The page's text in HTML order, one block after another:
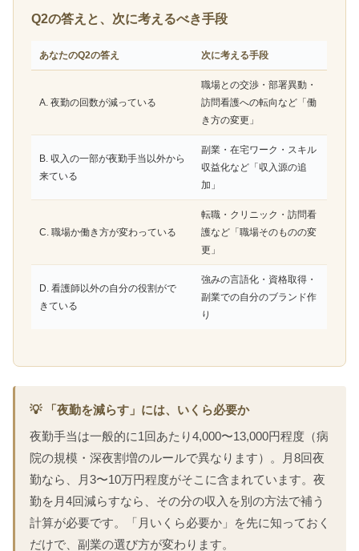
Q2の答えと、次に考えるべき手段
あなたのQ2の答え 次に考える手段
A. 夜勤の回数が減っている
職場との交渉・部署異動・
訪問看護への転向など「働
き方の変更」
B. 収入の一部が夜勤手当以外から
来ている
副業・在宅ワーク・スキル
収益化など「収入源の追
加」
C. 職場か働き方が変わっている
転職・クリニック・訪問看
護など「職場そのものの変
更」
D. 看護師以外の自分の役割がで
きている
強みの言語化・資格取得・
副業での自分のブランド作
り
💡 「夜勤を減らす」には、いくら必要か
夜勤手当は一般的に1回あたり4,000〜13,000円程度（病
院の規模・深夜割増のルールで異なります）。月8回夜
勤なら、月3〜10万円程度がそこに含まれています。夜
勤を月4回減らすなら、その分の収入を別の方法で補う
計算が必要です。「月いくら必要か」を先に知っておく
だけで、副業の選び方が変わります。